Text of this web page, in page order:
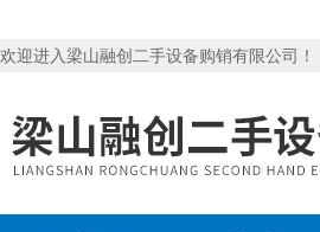
欢迎进入梁山融创二手设备购销有限公司！